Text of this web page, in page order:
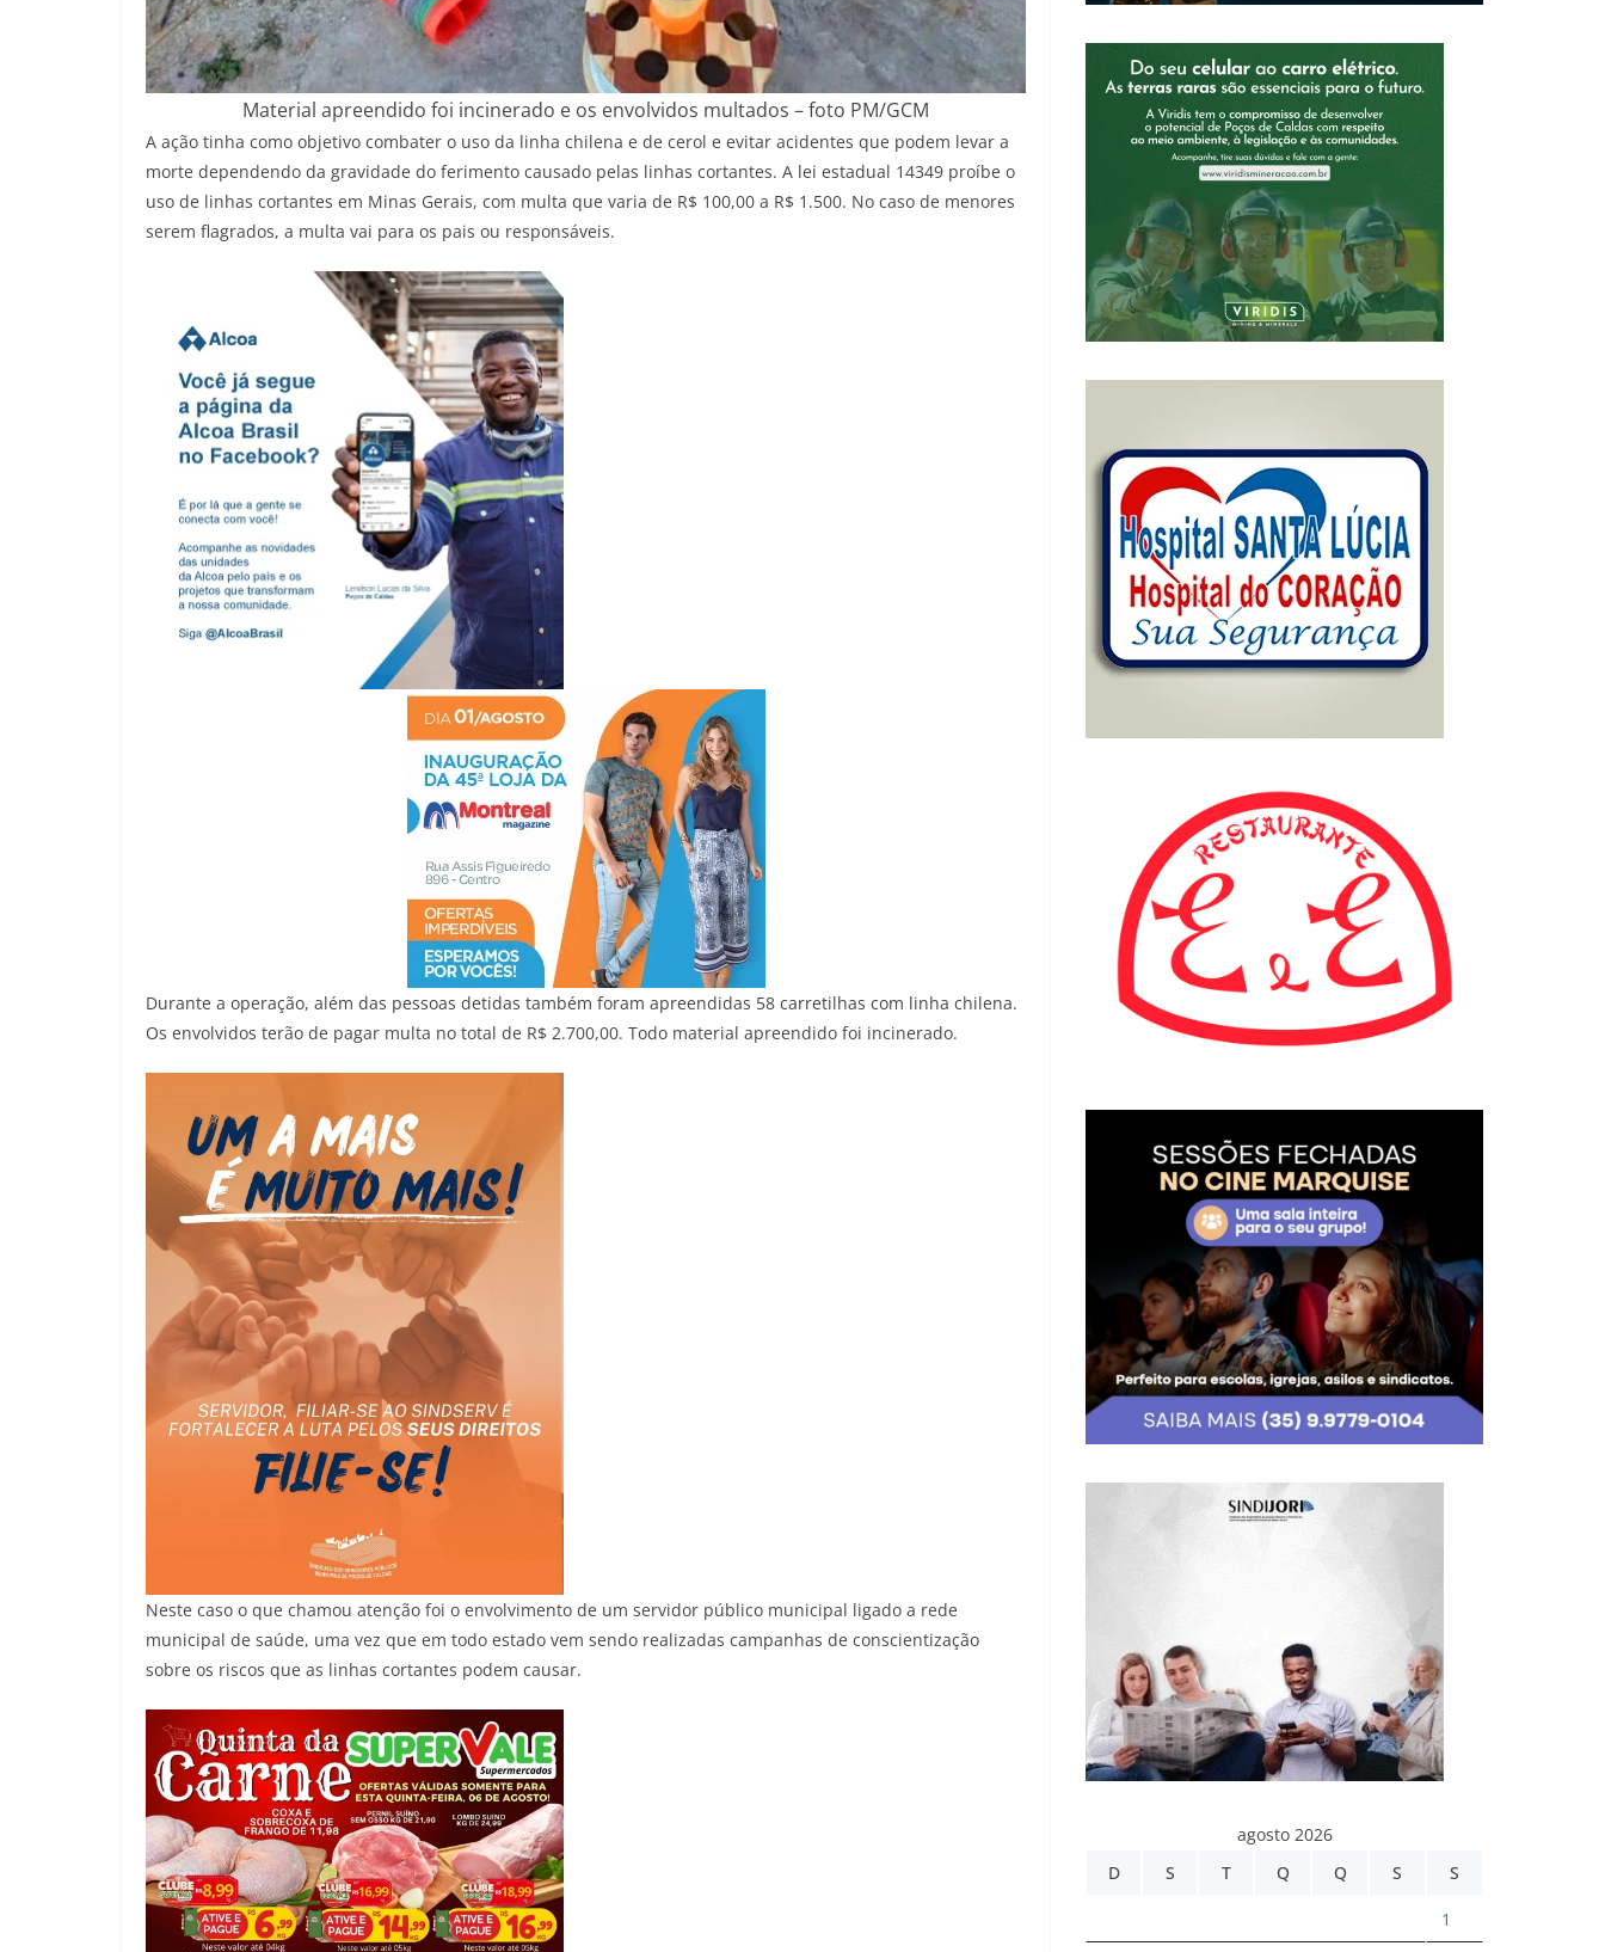
Material apreendido foi incinerado e os envolvidos multados – foto PM/GCM
A ação tinha como objetivo combater o uso da linha chilena e de cerol e evitar acidentes que podem levar a
morte dependendo da gravidade do ferimento causado pelas linhas cortantes. A lei estadual 14349 proíbe o
uso de linhas cortantes em Minas Gerais, com multa que varia de R$ 100,00 a R$ 1.500. No caso de menores
serem flagrados, a multa vai para os pais ou responsáveis.
Durante a operação, além das pessoas detidas também foram apreendidas 58 carretilhas com linha chilena.
Os envolvidos terão de pagar multa no total de R$ 2.700,00. Todo material apreendido foi incinerado.
Neste caso o que chamou atenção foi o envolvimento de um servidor público municipal ligado a rede
municipal de saúde, uma vez que em todo estado vem sendo realizadas campanhas de conscientização
sobre os riscos que as linhas cortantes podem causar.
agosto 2026
D
S T Q Q S S
1